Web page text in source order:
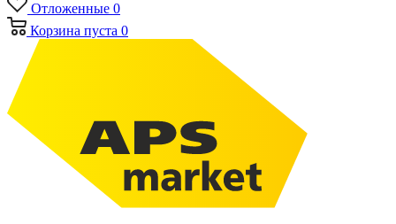
Отложенные 0
Корзина пуста 0